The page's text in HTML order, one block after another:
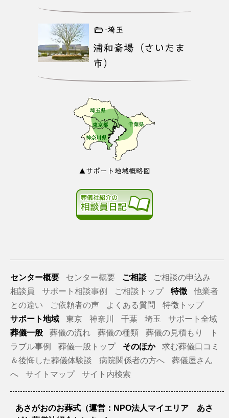
-埼玉
浦和斎場（さいたま
市）
▲サポート地域概略図
センター概要 センター概要 ご相談
ご相談の申込み
相談員
サポート相談事例 ご相談トップ 特徴
他業者
との違い
ご依頼者の声 よくある質問
特徴トップ
サポート地域
東京 神奈川 千葉 埼玉
サポート全域
葬儀一般
葬儀の流れ 葬儀の種類 葬儀の見積もり
ト
ラブル事例
葬儀一般トップ そのほか
求む葬儀口コミ
＆後悔した葬儀体験談
病院関係者の方へ
葬儀屋さん
へ
サイトマップ サイト内検索
あさがおのお葬式（運営：NPO法人マイエリア あさ